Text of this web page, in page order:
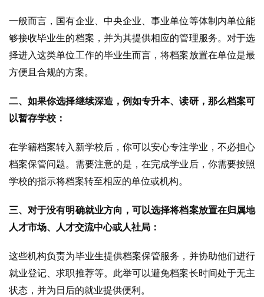
一般而言，国有企业、中央企业、事业单位等体制内单位能
够接收毕业生的档案，并为其提供相应的管理服务。对于选
择进入这类单位工作的毕业生而言，将档案放置在单位是最
方便且合规的方案。
二、如果你选择继续深造，例如专升本、读研，那么档案可
以暂存学校：
在学籍档案转入新学校后，你可以安心专注学业，不必担心
档案保管问题。需要注意的是，在完成学业后，你需要按照
学校的指示将档案转至相应的单位或机构。
三、对于没有明确就业方向，可以选择将档案放置在归属地
人才市场、人才交流中心或人社局：
这些机构负责为毕业生提供档案保管服务，并协助他们进行
就业登记、求职推荐等。此举可以避免档案长时间处于无主
状态，并为日后的就业提供便利。